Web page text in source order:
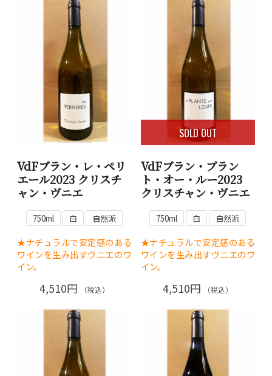
VdFブラン・レ・ペリ
エール2023 クリスチ
ャン・ヴニエ
750ml 白 自然派
★ナチュラルで安定感のある
ワインを生み出すヴニエのワ
イン。
4,510円 （税込）
SOLD OUT
VdFブラン・プラン
ト・オー・ルー2023
クリスチャン・ヴニエ
750ml 白 自然派
★ナチュラルで安定感のある
ワインを生み出すヴニエのワ
イン。
4,510円 （税込）